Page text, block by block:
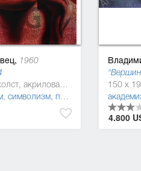
арт
1960
188 x 146 см, холст, акриловая краска
, символизм, поп-арт
4.800